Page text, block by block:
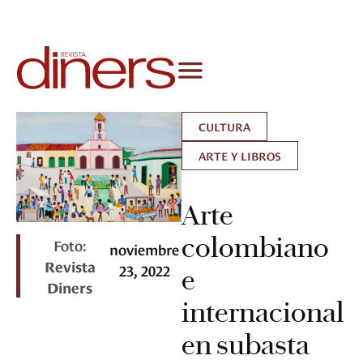
Foto:
Revista
Diners
noviembre
23, 2022
CULTURA
ARTE Y LIBROS
Arte
colombiano
e
internacional
en subasta